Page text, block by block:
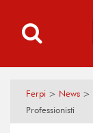
Ferpi > News >
Professionisti